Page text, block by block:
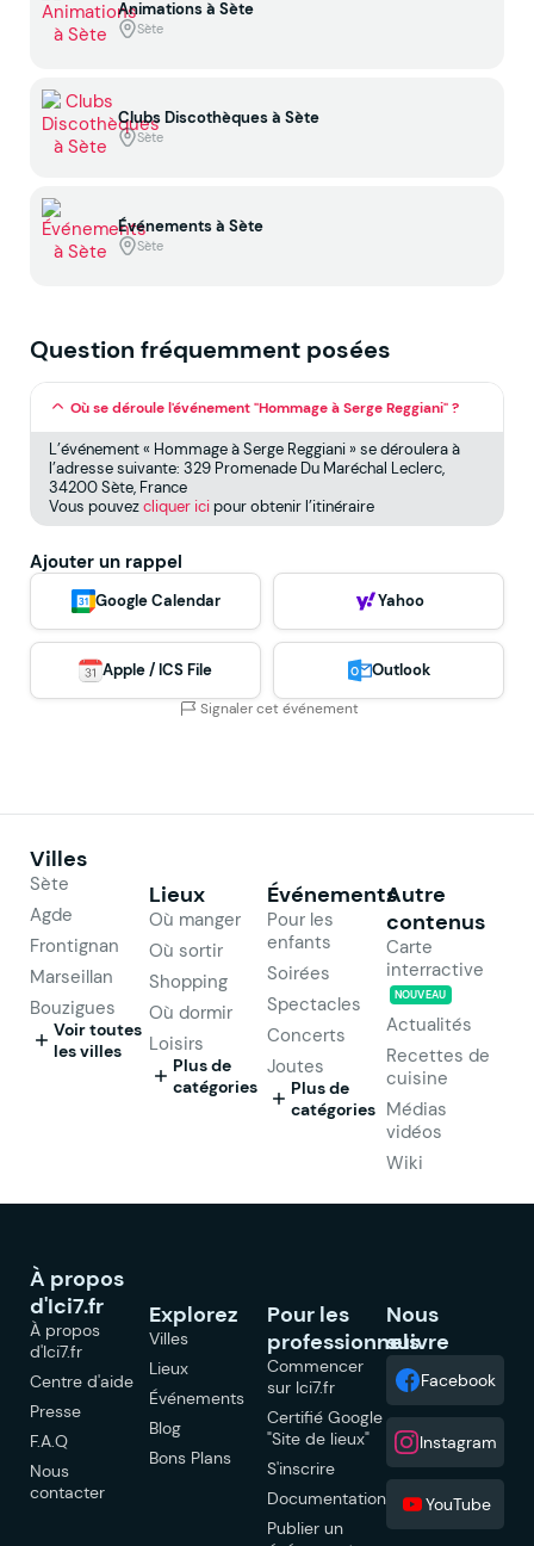
Animations à Sète
Sète
Clubs Discothèques à Sète
Sète
Événements à Sète
Sète
Question fréquemment posées
Où se déroule l'événement "Hommage à Serge Reggiani" ?
L’événement « Hommage à Serge Reggiani » se déroulera à
l’adresse suivante: 329 Promenade Du Maréchal Leclerc,
34200 Sète, France
Vous pouvezcliquer icipour obtenir l’itinéraire
Ajouter un rappel
Google Calendar Yahoo
Apple / ICS File Outlook
Signaler cet événement
Villes
Sète
Agde
Frontignan
Marseillan
Bouzigues
Voir toutes
les villes
Lieux
Où manger
Où sortir
Shopping
Où dormir
Loisirs
Plus de
catégories
Événements
Pour les
enfants
Soirées
Spectacles
Concerts
Joutes
Plus de
catégories
Autre
contenus
Carte
interractive
NOUVEAU
Actualités
Recettes de
cuisine
Médias
vidéos
Wiki
À propos
d'Ici7.fr
À propos
d'Ici7.fr
Centre d'aide
Presse
F.A.Q
Nous
contacter
Explorez
Villes
Lieux
Événements
Blog
Bons Plans
Pour les
professionnels
Commencer
sur Ici7.fr
Certifié Google
"Site de lieux"
S'inscrire
Documentation
Publier un
Nous
suivre
Facebook
Instagram
YouTube